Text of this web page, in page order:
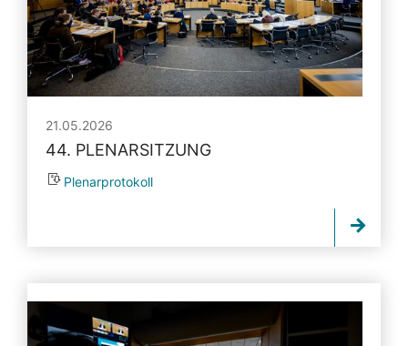
21.05.2026
44. PLENARSITZUNG
Plenarprotokoll